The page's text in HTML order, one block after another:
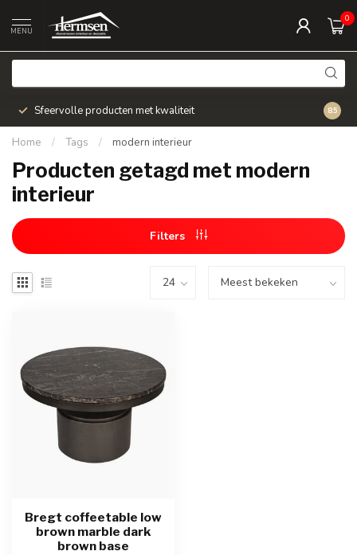
MENU
0
Sfeervolle producten met kwaliteit Snel
8.5
Home / Tags / modern interieur
Producten getagd met modern
interieur
Filters
Bregt coffeetable low
brown marble dark
brown base